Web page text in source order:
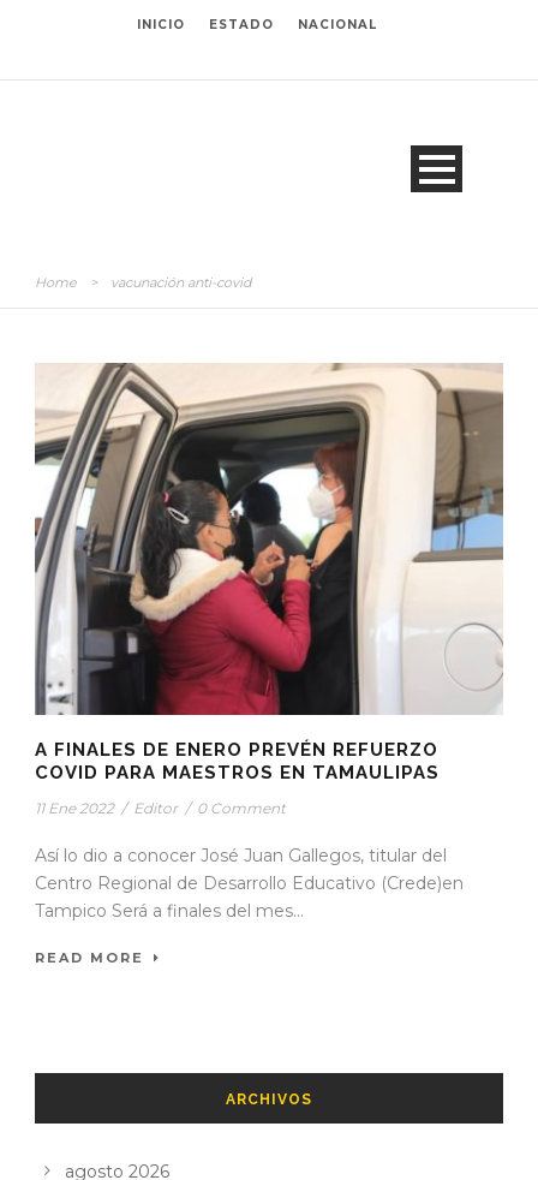
INICIO ESTADO NACIONAL
Home > vacunación anti-covid
A FINALES DE ENERO PREVÉN REFUERZO
COVID PARA MAESTROS EN TAMAULIPAS
11 Ene 2022 / Editor / 0 Comment
Así lo dio a conocer José Juan Gallegos, titular del
Centro Regional de Desarrollo Educativo (Crede)en
Tampico Será a finales del mes...
READ MORE
ARCHIVOS
agosto 2026